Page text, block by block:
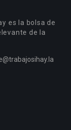
es la bolsa de
de la